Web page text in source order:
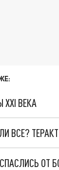
ВЕКА
ВСЕ?
ОТ